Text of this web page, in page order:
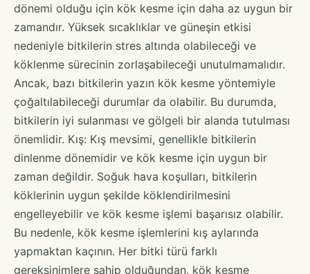
dönemi olduğu için kök kesme için daha az uygun bir
zamandır. Yüksek sıcaklıklar ve güneşin etkisi
nedeniyle bitkilerin stres altında olabileceği ve
köklenme sürecinin zorlaşabileceği unutulmamalıdır.
Ancak, bazı bitkilerin yazın kök kesme yöntemiyle
çoğaltılabileceği durumlar da olabilir. Bu durumda,
bitkilerin iyi sulanması ve gölgeli bir alanda tutulması
önemlidir. Kış: Kış mevsimi, genellikle bitkilerin
dinlenme dönemidir ve kök kesme için uygun bir
zaman değildir. Soğuk hava koşulları, bitkilerin
köklerinin uygun şekilde köklendirilmesini
engelleyebilir ve kök kesme işlemi başarısız olabilir.
Bu nedenle, kök kesme işlemlerini kış aylarında
yapmaktan kaçının. Her bitki türü farklı
gereksinimlere sahip olduğundan, kök kesme